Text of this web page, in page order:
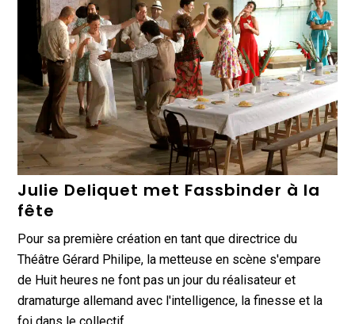
Julie Deliquet met Fassbinder à la
fête
Pour sa première création en tant que directrice du
Théâtre Gérard Philipe, la metteuse en scène s'empare
de Huit heures ne font pas un jour du réalisateur et
dramaturge allemand avec l'intelligence, la finesse et la